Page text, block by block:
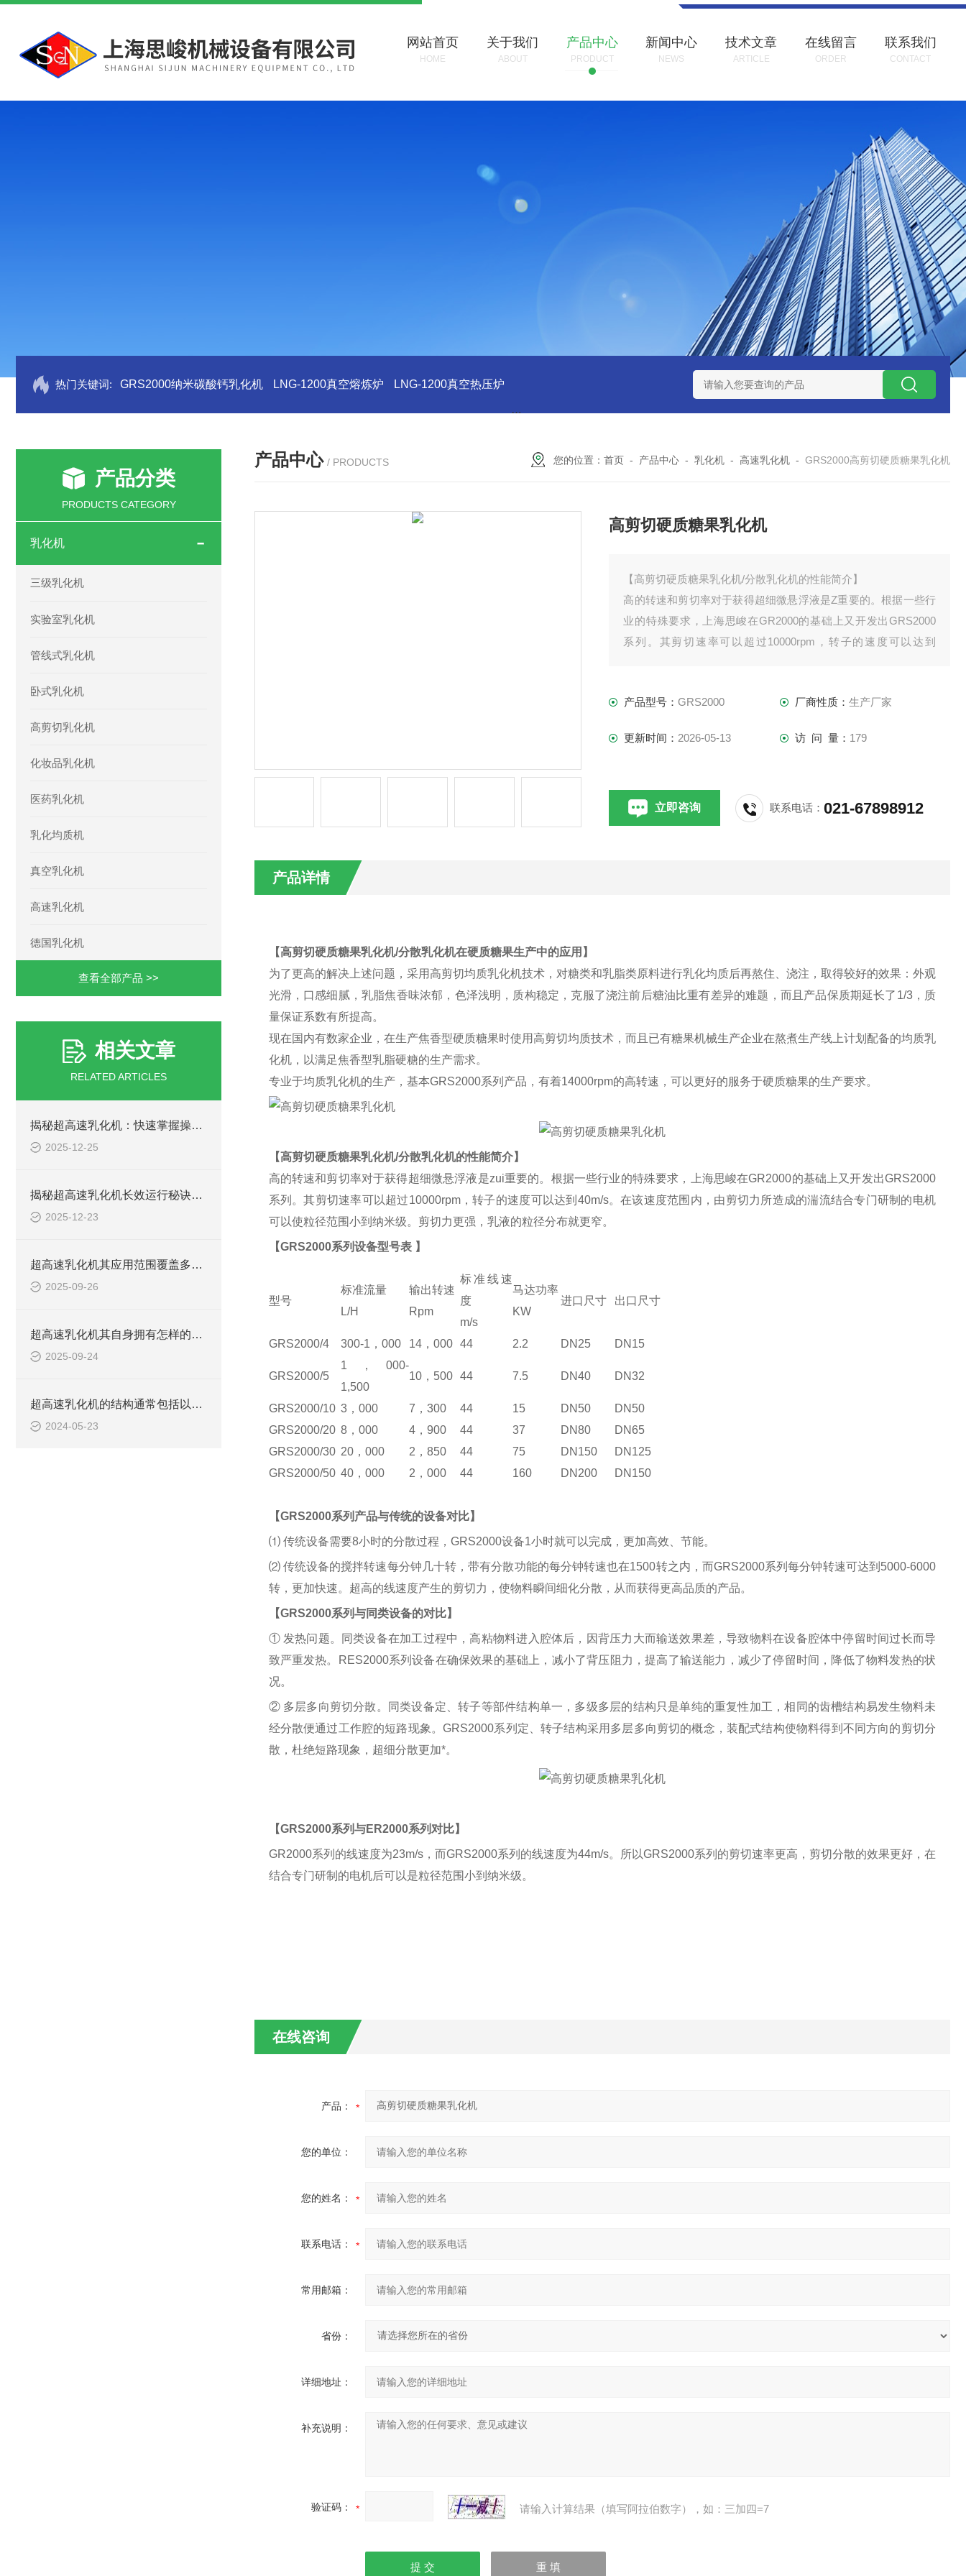
网站首页
HOME
关于我们
ABOUT
产品中心
PRODUCT
新闻中心
NEWS
技术文章
ARTICLE
在线留言
ORDER
联系我们
CONTACT
热门关键词: GRS2000纳米碳酸钙乳化机 LNG-1200真空熔炼炉 LNG-1200真空热压炉 LNHZ-1200碳包覆回转炉 LNHZ-1200可倾斜式回转炉
产品分类
PRODUCTS CATEGORY
乳化机
三级乳化机
实验室乳化机
管线式乳化机
卧式乳化机
高剪切乳化机
化妆品乳化机
医药乳化机
乳化均质机
真空乳化机
高速乳化机
德国乳化机
查看全部产品 >>
相关文章
RELATED ARTICLES
揭秘超高速乳化机：快速掌握操作秘籍！
2025-12-25
揭秘超高速乳化机长效运行秘诀：简单保养大不同！
2025-12-23
超高速乳化机其应用范围覆盖多个领域
2025-09-26
超高速乳化机其自身拥有怎样的功能呢？
2025-09-24
超高速乳化机的结构通常包括以下几个主要部分
2024-05-23
产品中心 / PRODUCTS 您的位置： 首页 - 产品中心 - 乳化机 - 高速乳化机 - GRS2000高剪切硬质糖果乳化机
高剪切硬质糖果乳化机
【高剪切硬质糖果乳化机/分散乳化机的性能简介】
高的转速和剪切率对于获得超细微悬浮液是Z重要的。根据一些行
业的特殊要求，上海思峻在GR2000的基础上又开发出GRS2000
系列。其剪切速率可以超过10000rpm，转子的速度可以达到
就更窄。
产品型号：GRS2000 厂商性质： 生产厂家
更新时间： 2026-05-13 访 问 量： 179
立即咨询 联系电话：021-67898912
产品详情
【高剪切硬质糖果乳化机/分散乳化机在硬质糖果生产中的应用】
为了更高的解决上述问题，采用高剪切均质乳化机技术，对糖类和乳脂类原料进行乳化均质后再熬住、浇注，取得较好的效果：外观
光滑，口感细腻，乳脂焦香味浓郁，色泽浅明，质构稳定，克服了浇注前后糖油比重有差异的难题，而且产品保质期延长了1/3，质
量保证系数有所提高。
现在国内有数家企业，在生产焦香型硬质糖果时使用高剪切均质技术，而且已有糖果机械生产企业在熬煮生产线上计划配备的均质乳
化机，以满足焦香型乳脂硬糖的生产需求。
专业于均质乳化机的生产，基本GRS2000系列产品，有着14000rpm的高转速，可以更好的服务于硬质糖果的生产要求。
【高剪切硬质糖果乳化机/分散乳化机的性能简介】
高的转速和剪切率对于获得超细微悬浮液是zui重要的。根据一些行业的特殊要求，上海思峻在GR2000的基础上又开发出GRS2000
系列。其剪切速率可以超过10000rpm，转子的速度可以达到40m/s。在该速度范围内，由剪切力所造成的湍流结合专门研制的电机
可以使粒径范围小到纳米级。剪切力更强，乳液的粒径分布就更窄。
【GRS2000系列设备型号表 】
型号
标准流量
L/H
输出转速
Rpm
标准线速
度
m/s
马达功率
KW
进口尺寸 出口尺寸
GRS2000/4 300-1，000 14，000 44 2.2 DN25 DN15
GRS2000/5
1，000-
1,500
10，500 44 7.5 DN40 DN32
GRS2000/10 3，000 7，300 44 15 DN50
DN50
GRS2000/20 8，000 4，900 44 37 DN80
DN65
GRS2000/30 20，000 2，850 44 75 DN150
DN125
GRS2000/50 40，000 2，000 44 160 DN200 DN150
【GRS2000系列产品与传统的设备对比】
⑴ 传统设备需要8小时的分散过程，GRS2000设备1小时就可以完成，更加高效、节能。
⑵ 传统设备的搅拌转速每分钟几十转，带有分散功能的每分钟转速也在1500转之内，而GRS2000系列每分钟转速可达到5000-6000
转，更加快速。超高的线速度产生的剪切力，使物料瞬间细化分散，从而获得更高品质的产品。
【GRS2000系列与同类设备的对比】
① 发热问题。同类设备在加工过程中，高粘物料进入腔体后，因背压力大而输送效果差，导致物料在设备腔体中停留时间过长而导
致严重发热。RES2000系列设备在确保效果的基础上，减小了背压阻力，提高了输送能力，减少了停留时间，降低了物料发热的状
况。
② 多层多向剪切分散。同类设备定、转子等部件结构单一，多级多层的结构只是单纯的重复性加工，相同的齿槽结构易发生物料未
经分散便通过工作腔的短路现象。GRS2000系列定、转子结构采用多层多向剪切的概念，装配式结构使物料得到不同方向的剪切分
散，杜绝短路现象，超细分散更加*。
【GRS2000系列与ER2000系列对比】
GR2000系列的线速度为23m/s，而GRS2000系列的线速度为44m/s。所以GRS2000系列的剪切速率更高，剪切分散的效果更好，在
结合专门研制的电机后可以是粒径范围小到纳米级。
在线咨询
产品：
您的单位：
您的姓名：
联系电话：
常用邮箱：
省份：
详细地址：
补充说明：
验证码： 请输入计算结果（填写阿拉伯数字），如：三加四=7